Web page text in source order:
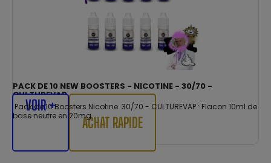
PACK DE 10 NEW BOOSTERS - NICOTINE - 30/70 -
CULTUREVAP
Pack de 10 Boosters Nicotine 30/70 - CULTUREVAP : Flacon 10ml de
base neutre en 20mg...
VOIR +
ACHAT RAPIDE